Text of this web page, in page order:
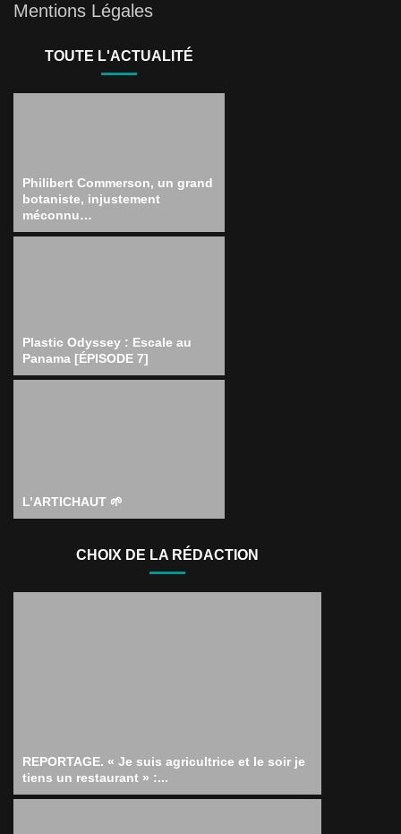
Mentions Légales
TOUTE L'ACTUALITÉ
Philibert Commerson, un grand
botaniste, injustement
méconnu…
Plastic Odyssey : Escale au
Panama [ÉPISODE 7]
L’ARTICHAUT 🌱
CHOIX DE LA RÉDACTION
REPORTAGE. « Je suis agricultrice et le soir je
tiens un restaurant » :...